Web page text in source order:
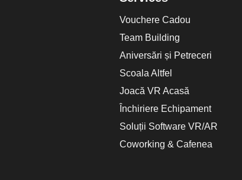
Vouchere Cadou
Team Building
Aniversări și Petreceri
Scoala Altfel
Joacă VR Acasă
Închiriere Echipament
Soluții Software VR/AR
Coworking & Cafenea